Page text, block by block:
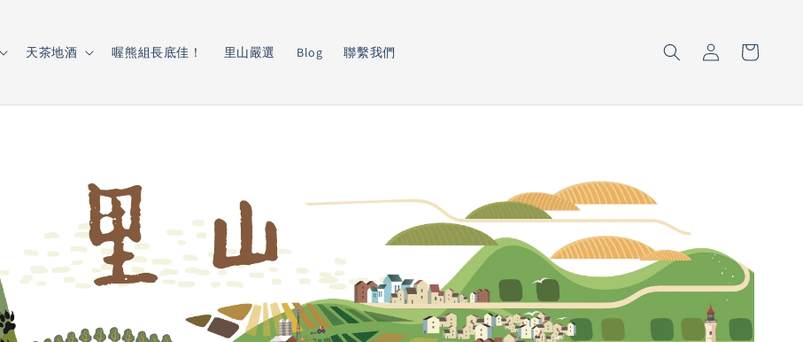
天茶地酒 喔熊組長底佳！ 里山嚴選 Blog 聯繫我們